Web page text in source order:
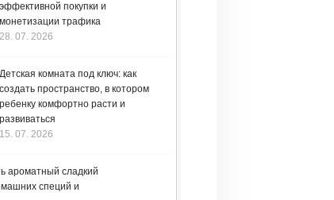
эффективной покупки и
монетизации трафика
28. 07. 2026
Детская комната под ключ: как
создать пространство, в котором
ребенку комфортно расти и
развиваться
15. 07. 2026
ароматный сладкий
специй и